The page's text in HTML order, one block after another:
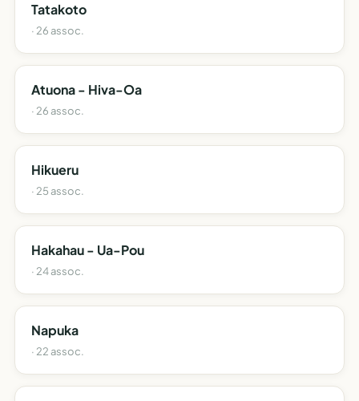
Tatakoto
· 26 assoc.
Atuona - Hiva-Oa
· 26 assoc.
Hikueru
· 25 assoc.
Hakahau - Ua-Pou
· 24 assoc.
Napuka
· 22 assoc.